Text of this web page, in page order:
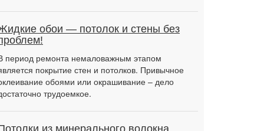
обои — потолок и стены без
период ремонта немаловажным этапом
покрытие стен и потолков. Привычное
обоями или окрашивание – дело
трудоемкое.
из минерального волокна